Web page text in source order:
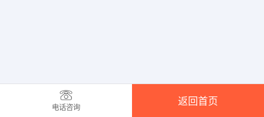
电话咨询
返回首页